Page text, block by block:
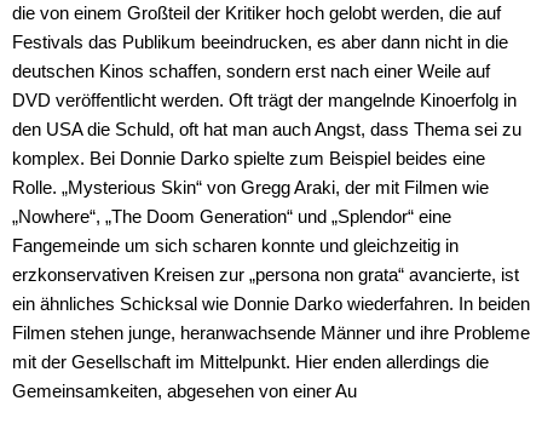
die von einem Großteil der Kritiker hoch gelobt werden, die auf
Festivals das Publikum beeindrucken, es aber dann nicht in die
deutschen Kinos schaffen, sondern erst nach einer Weile auf
DVD veröffentlicht werden. Oft trägt der mangelnde Kinoerfolg in
den USA die Schuld, oft hat man auch Angst, dass Thema sei zu
komplex. Bei Donnie Darko spielte zum Beispiel beides eine
Rolle. „Mysterious Skin“ von Gregg Araki, der mit Filmen wie
„Nowhere“, „The Doom Generation“ und „Splendor“ eine
Fangemeinde um sich scharen konnte und gleichzeitig in
erzkonservativen Kreisen zur „persona non grata“ avancierte, ist
ein ähnliches Schicksal wie Donnie Darko wiederfahren. In beiden
Filmen stehen junge, heranwachsende Männer und ihre Probleme
mit der Gesellschaft im Mittelpunkt. Hier enden allerdings die
Gemeinsamkeiten, abgesehen von einer Au